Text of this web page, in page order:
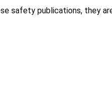
safety publications, they